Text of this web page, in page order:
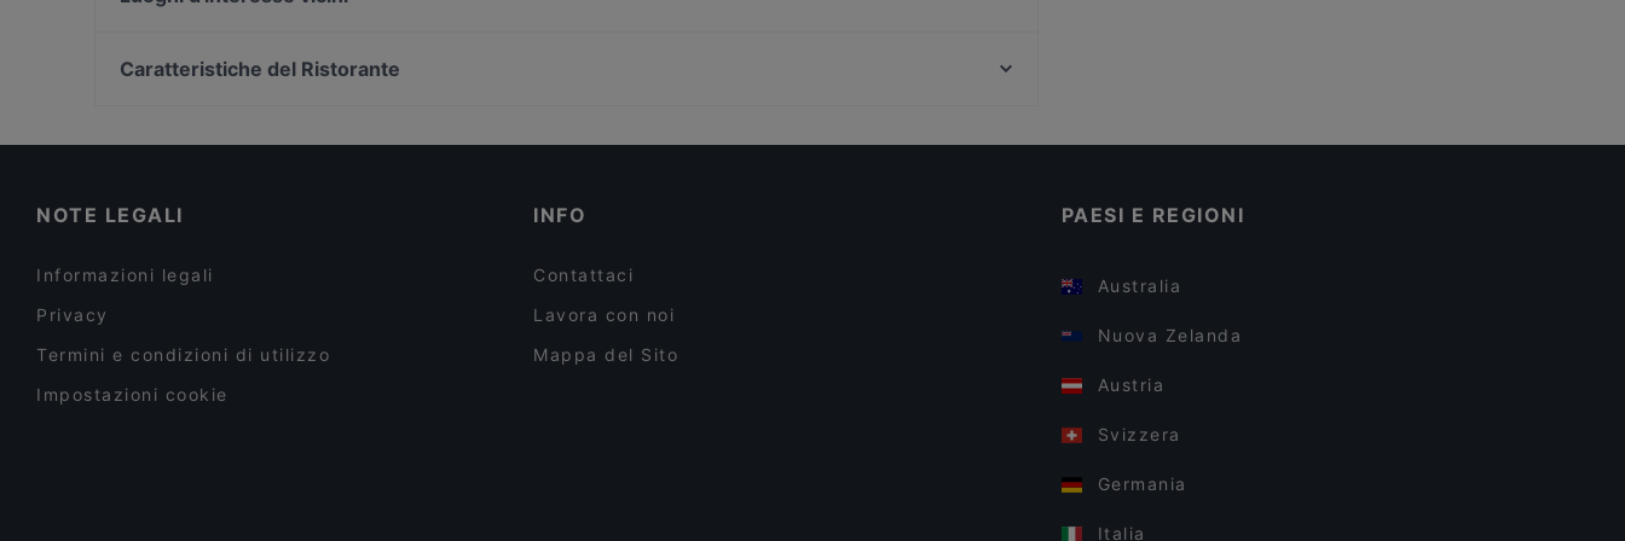
Locanda di Trasqua
Via Del Corso, Roma
Caratteristiche del Ristorante
NOTE LEGALI
Informazioni legali
Privacy
Termini e condizioni di utilizzo
Impostazioni cookie
INFO
Contattaci
Lavora con noi
Mappa del Sito
PAESI E REGIONI
Australia
Nuova Zelanda
Austria
Svizzera
Germania
Italia